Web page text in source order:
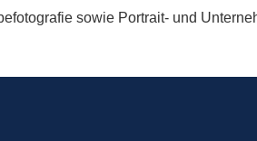
sowie Portrait- und